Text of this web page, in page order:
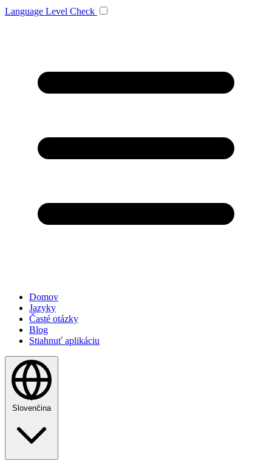
Language Level Check
Domov
Jazyky
Časté otázky
Blog
Stiahnuť aplikáciu
Slovenčina